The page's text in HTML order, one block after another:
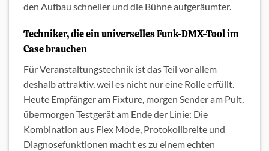
den Aufbau schneller und die Bühne aufgeräumter.
Techniker, die ein universelles Funk-DMX-Tool im
Case brauchen
Für Veranstaltungstechnik ist das Teil vor allem
deshalb attraktiv, weil es nicht nur eine Rolle erfüllt.
Heute Empfänger am Fixture, morgen Sender am Pult,
übermorgen Testgerät am Ende der Linie: Die
Kombination aus Flex Mode, Protokollbreite und
Diagnosefunktionen macht es zu einem echten